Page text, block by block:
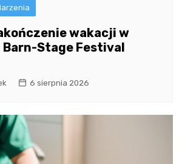
wakacji w
Barn-Stage Festival
6 sierpnia 2026